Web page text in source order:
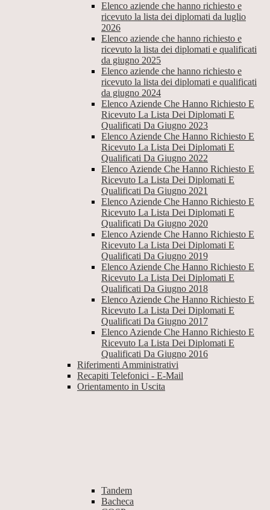
Elenco aziende che hanno richiesto e
ricevuto la lista dei diplomati da luglio
2026
Elenco aziende che hanno richiesto e
ricevuto la lista dei diplomati e qualificati
da giugno 2025
Elenco aziende che hanno richiesto e
ricevuto la lista dei diplomati e qualificati
da giugno 2024
Elenco Aziende Che Hanno Richiesto E
Ricevuto La Lista Dei Diplomati E
Qualificati Da Giugno 2023
Elenco Aziende Che Hanno Richiesto E
Ricevuto La Lista Dei Diplomati E
Qualificati Da Giugno 2022
Elenco Aziende Che Hanno Richiesto E
Ricevuto La Lista Dei Diplomati E
Qualificati Da Giugno 2021
Elenco Aziende Che Hanno Richiesto E
Ricevuto La Lista Dei Diplomati E
Qualificati Da Giugno 2020
Elenco Aziende Che Hanno Richiesto E
Ricevuto La Lista Dei Diplomati E
Qualificati Da Giugno 2019
Elenco Aziende Che Hanno Richiesto E
Ricevuto La Lista Dei Diplomati E
Qualificati Da Giugno 2018
Elenco Aziende Che Hanno Richiesto E
Ricevuto La Lista Dei Diplomati E
Qualificati Da Giugno 2017
Elenco Aziende Che Hanno Richiesto E
Ricevuto La Lista Dei Diplomati E
Qualificati Da Giugno 2016
Riferimenti Amministrativi
Recapiti Telefonici - E-Mail
Orientamento in Uscita
Tandem
Bacheca